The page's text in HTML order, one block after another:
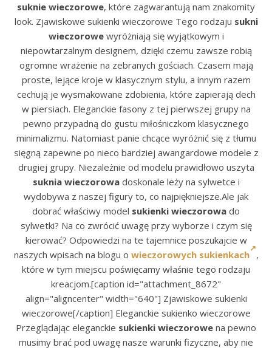
suknie wieczorowe, które zagwarantują nam znakomity
look. Zjawiskowe sukienki wieczorowe Tego rodzaju sukni
wieczorowewyróżniają się wyjątkowym i
niepowtarzalnym designem, dzięki czemu zawsze robią
ogromne wrażenie na zebranych gościach. Czasem mają
proste, lejące kroje w klasycznym stylu, a innym razem
cechują je wysmakowane zdobienia, które zapierają dech
w piersiach. Eleganckie fasony z tej pierwszej grupy na
pewno przypadną do gustu miłośniczkom klasycznego
minimalizmu. Natomiast panie chcące wyróżnić się z tłumu
sięgną zapewne po nieco bardziej awangardowe modele z
drugiej grupy. Niezależnie od modelu prawidłowo uszyta
suknia wieczorowadoskonale leży na sylwetce i
wydobywa z naszej figury to, co najpiękniejsze.Ale jak
dobrać właściwy model sukienki wieczorowa do
sylwetki? Na co zwrócić uwagę przy wyborze i czym się
kierować? Odpowiedzi na te tajemnice poszukajcie w
naszych wpisach na blogu o wieczorowych sukienkach
,
które w tym miejscu poświęcamy właśnie tego rodzaju
kreacjom.[caption id="attachment_8672"
align="aligncenter" width="640"] Zjawiskowe sukienki
wieczorowe[/caption] Eleganckie sukienko wieczorowe
Przeglądając eleganckie sukienki wieczorowe na pewno
musimy brać pod uwagę nasze warunki fizyczne, aby nie